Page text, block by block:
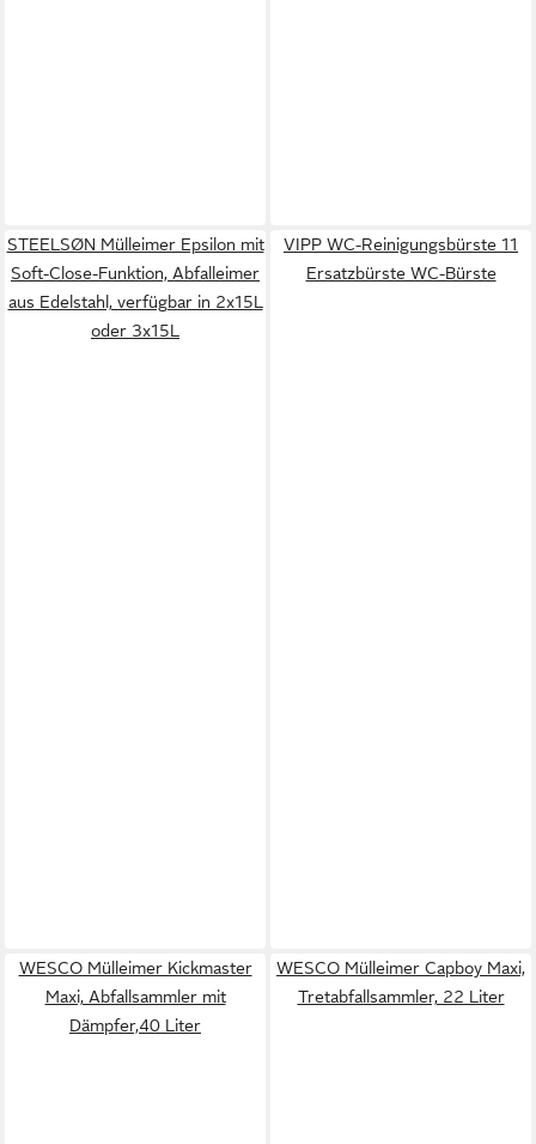
STEELSØN Mülleimer Epsilon mit
Soft-Close-Funktion, Abfalleimer
aus Edelstahl, verfügbar in 2x15L
oder 3x15L
VIPP WC-Reinigungsbürste 11
Ersatzbürste WC-Bürste
WESCO Mülleimer Kickmaster
Maxi, Abfallsammler mit
Dämpfer,40 Liter
WESCO Mülleimer Capboy Maxi,
Tretabfallsammler, 22 Liter